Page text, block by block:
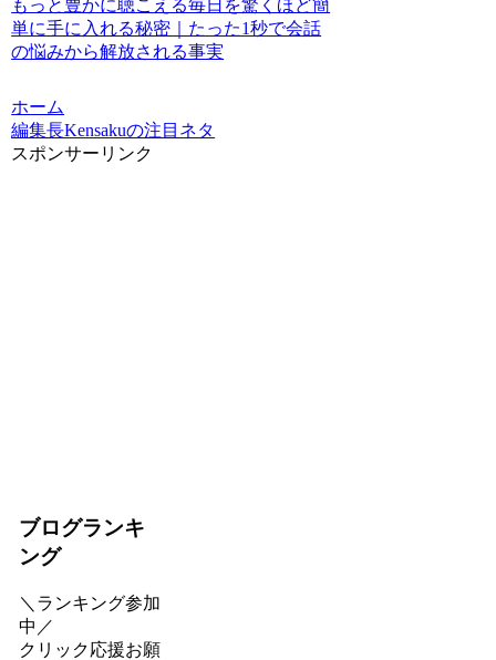
もっと豊かに聴こえる毎日を驚くほど簡
単に手に入れる秘密｜たった1秒で会話
の悩みから解放される事実
ホーム
編集長Kensakuの注目ネタ
スポンサーリンク
ブログランキ
ング
＼ランキング参加
中／
クリック応援お願